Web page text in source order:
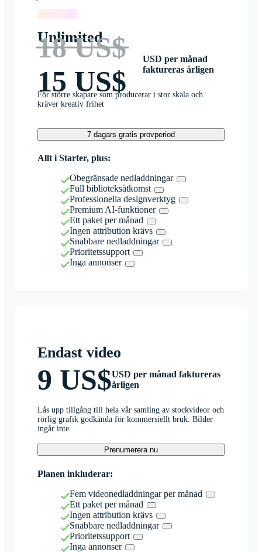
Unlimited
18 US$
15 US$
USD per månad
faktureras årligen
För större skapare som producerar i stor skala och
kräver kreativ frihet
7 dagars gratis provperiod
Allt i Starter, plus:
Obegränsade nedladdningar
Full biblioteksåtkomst
Professionella designverktyg
Premium AI-funktioner
Ett paket per månad
Ingen attribution krävs
Snabbare nedladdningar
Prioritetssupport
Inga annonser
Endast video
9 US$USD per månad faktureras
årligen
Lås upp tillgång till hela vår samling av stockvideor och
rörlig grafik godkända för kommersiellt bruk. Bilder
ingår inte.
Prenumerera nu
Planen inkluderar:
Fem videonedladdningar per månad
Ett paket per månad
Ingen attribution krävs
Snabbare nedladdningar
Prioritetssupport
Inga annonser